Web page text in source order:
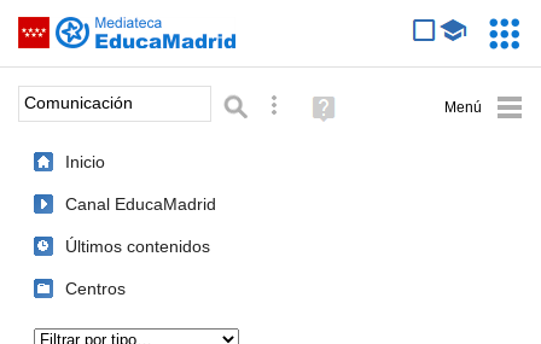
Saltar navegación
Palabra o frase: Búsqueda avanzada
Ayuda
(en
Inicio
Canal EducaMadrid
Últimos contenidos
Centros